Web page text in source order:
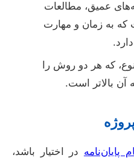
عمیق، مطالعات
به زمان و مهارت
که هر دو روش را
آن بالاتر است.
پایان‌نامه در اختیار باشد،